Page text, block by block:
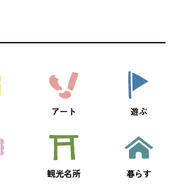
アート 遊ぶ
観光名所 暮らす